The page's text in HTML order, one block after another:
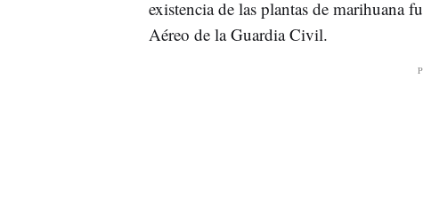
existencia de las plantas de marihuana
Aéreo de la Guardia Civil.